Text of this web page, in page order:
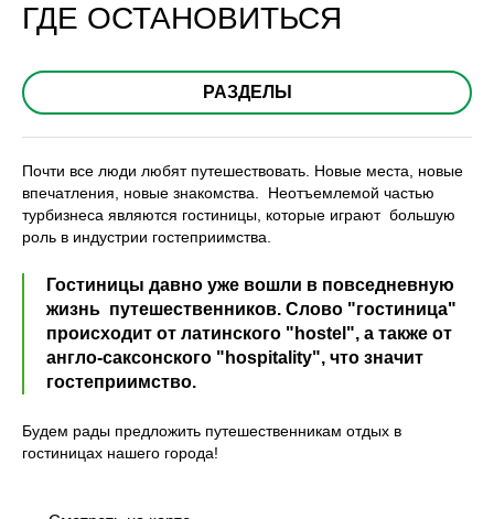
ГДЕ ОСТАНОВИТЬСЯ
РАЗДЕЛЫ
Почти все люди любят путешествовать. Новые места, новые
впечатления, новые знакомства. Неотъемлемой частью
турбизнеса являются гостиницы, которые играют большую
роль в индустрии гостеприимства.
Гостиницы давно уже вошли в повседневную
жизнь путешественников. Слово "гостиница"
происходит от латинского "hostеl", а также от
англо-саксонского "hospitality", что значит
гостеприимство.
Будем рады предложить путешественникам отдых в
гостиницах нашего города!